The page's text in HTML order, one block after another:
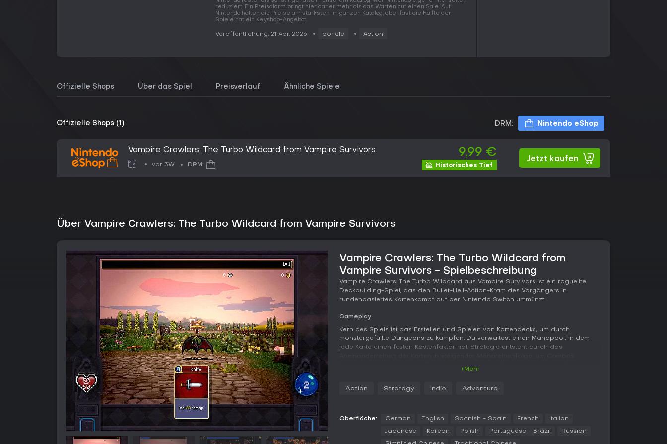
reduziert. Ein Preisalarm bringt hier daher mehr als das Warten auf einen Sale. Auf
Nintendo halten die Preise am stärksten im ganzen Katalog, aber fast die Hälfte der
Spiele hat ein Keyshop-Angebot.
Veröffentlichung: 21 Apr. 2026 poncle Action
Offizielle Shops Über das Spiel Preisverlauf Ähnliche Spiele
Offizielle Shops (1) DRM: Nintendo eShop
Vampire Crawlers: The Turbo Wildcard from Vampire Survivors
vor 3W DRM:
9,99 €
Historisches Tief
Jetzt kaufen
Über Vampire Crawlers: The Turbo Wildcard from Vampire Survivors
Vampire Crawlers: The Turbo Wildcard from
Vampire Survivors - Spielbeschreibung
Vampire Crawlers: The Turbo Wildcard aus Vampire Survivors ist ein roguelite
Deckbuilding-Spiel, das den Bullet-Hell-Action-Kram des Vorgängers in
rundenbasiertes Kartenkampf auf der Nintendo Switch ummünzt.
Gameplay
Kern des Spiels ist das Erstellen und Spielen von Kartendecks, um durch
monstergefüllte Dungeons zu kämpfen. Du verwaltest einen Manapool, in dem
jede Karte einen festen Kostenfaktor hat. Strategie entsteht durch das
Während der Runs levelst du auf, holst neue Karten und Upgrades, die Mana-
bei Handgröße oder Manahöchststand geht's rein um starke Combos und
+Mehr
Action Strategy Indie Adventure
Oberfläche: German English Spanish - Spain French Italian
Japanese Korean Polish Portuguese - Brazil Russian